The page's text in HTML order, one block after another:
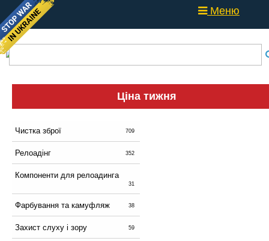
Меню
Ціна тижня
Чистка зброї 709
Релоадінг 352
Компоненти для релоадинга
31
Фарбування та камуфляж 38
Захист слуху і зору 59